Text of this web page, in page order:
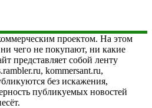
проектом. На этом
чего не покупают, ни какие
представляет собой ленту
kommersant.ru,
без искажения,
публикуемых новостей